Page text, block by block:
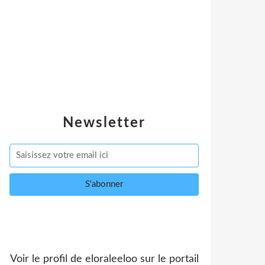
Newsletter
Voir le profil de eloraleeloosur le portail